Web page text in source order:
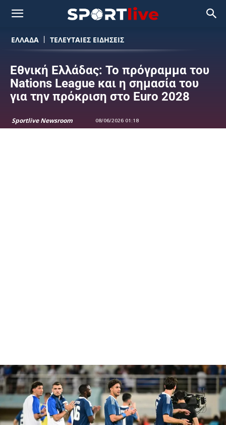
ΕΛΛΑΔΑ ΤΕΛΕΥΤΑΙΕΣ ΕΙΔΗΣΕΙΣ
Εθνική Ελλάδας: Το πρόγραμμα του
Nations League και η σημασία του
για την πρόκριση στο Euro 2028
Sportlive Newsroom 08/06/2026 01:18